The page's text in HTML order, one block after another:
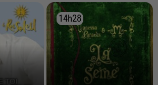
14h28
14h28